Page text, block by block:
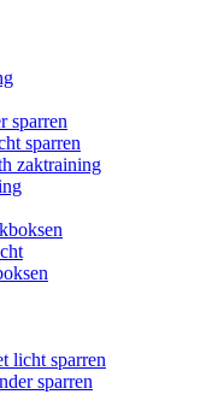
sparren
sparren
zaktraining
licht sparren
sparren